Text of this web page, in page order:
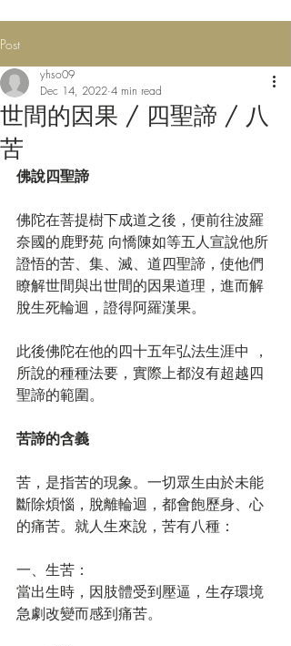
Post
世間的因果 / 四聖諦 / 八
苦
yhso09
Dec 14, 2022 4 min read
佛說四聖諦
佛陀在菩提樹下成道之後，便前往波羅
奈國的鹿野苑 向憍陳如等五人宣說他所
證悟的苦、集、滅、道四聖諦，使他們
瞭解世間與出世間的因果道理，進而解
脫生死輪迴，證得阿羅漢果。
此後佛陀在他的四十五年弘法生涯中 ，
所說的種種法要，實際上都沒有超越四
聖諦的範圍。
苦諦的含義
苦，是指苦的現象。一切眾生由於未能
斷除煩惱，脫離輪迴，都會飽歷身、心
的痛苦。就人生來說，苦有八種：
一、生苦：
當出生時，因肢體受到壓逼，生存環境
急劇改變而感到痛苦。